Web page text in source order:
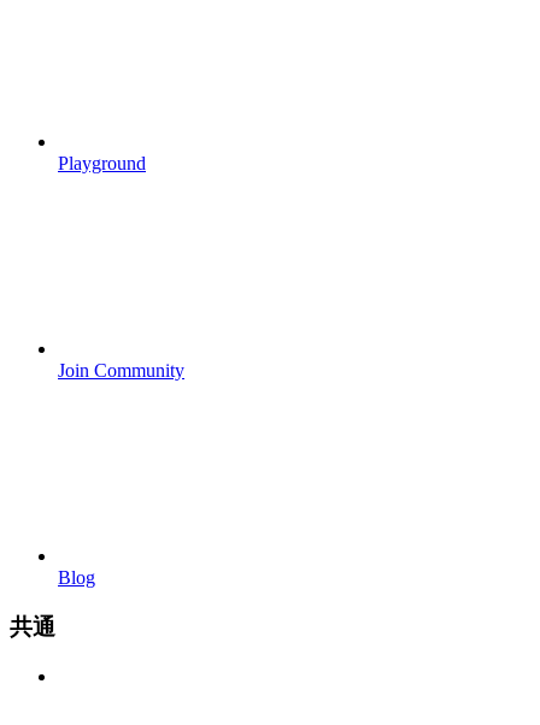
Playground
Join Community
Blog
共通